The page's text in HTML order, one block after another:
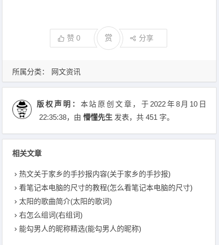
赞0 赏 分享
所属分类： 网文资讯
版权声明： 本站原创文章，于2022年8月10日
22:35:38，由懵懂先生 发表，共 451 字。
相关文章
热文关于家乡的手抄报内容(关于家乡的手抄报)
看笔记本电脑的尺寸的教程(怎么看笔记本电脑的尺寸)
太阳的歌曲简介(太阳的歌词)
右怎么组词(右组词)
能勾男人的昵称精选(能勾男人的昵称)